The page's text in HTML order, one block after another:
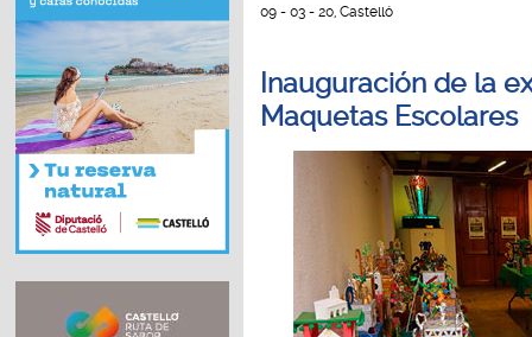
09 - 03 - 20, Castelló
Inauguración de la
Maquetas Escolares